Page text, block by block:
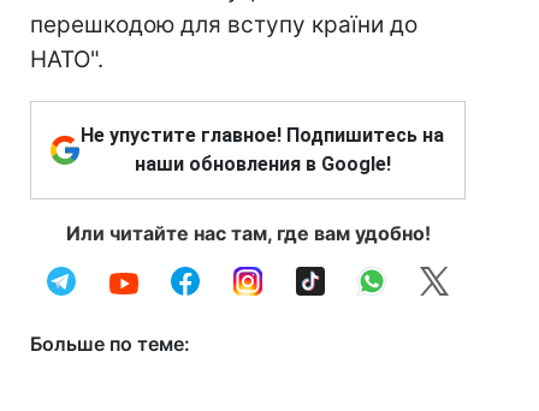
перешкодою для вступу країни до
НАТО".
Не упустите главное! Подпишитесь на
наши обновления в Google!
Или читайте нас там, где вам удобно!
Больше по теме: